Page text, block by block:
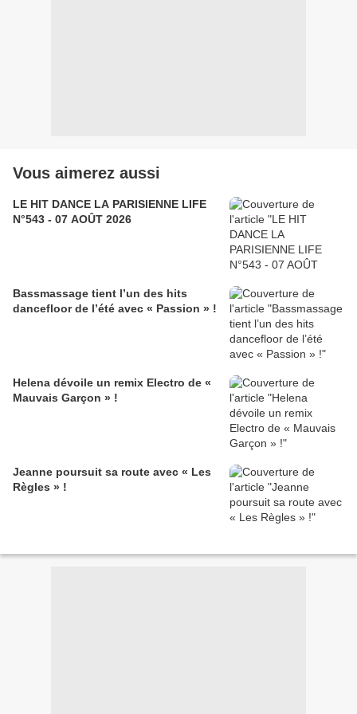
Vous aimerez aussi
LE HIT DANCE LA PARISIENNE LIFE
N°543 - 07 AOÛT 2026
Bassmassage tient l’un des hits
dancefloor de l’été avec « Passion » !
Helena dévoile un remix Electro de «
Mauvais Garçon » !
Jeanne poursuit sa route avec « Les
Règles » !